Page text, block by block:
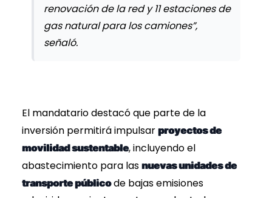
renovación de la red y 11 estaciones de
gas natural para los camiones”,
señaló.
El mandatario destacó que parte de la
inversión permitirá impulsar proyectos de
movilidad sustentable, incluyendo el
abastecimiento para las nuevas unidades de
transporte públicode bajas emisiones